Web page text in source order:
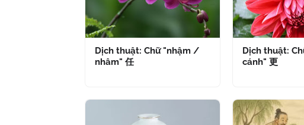
Dịch thuật: Chữ "nhậm /
nhâm" 任
Dịch thuật:
cánh" 更